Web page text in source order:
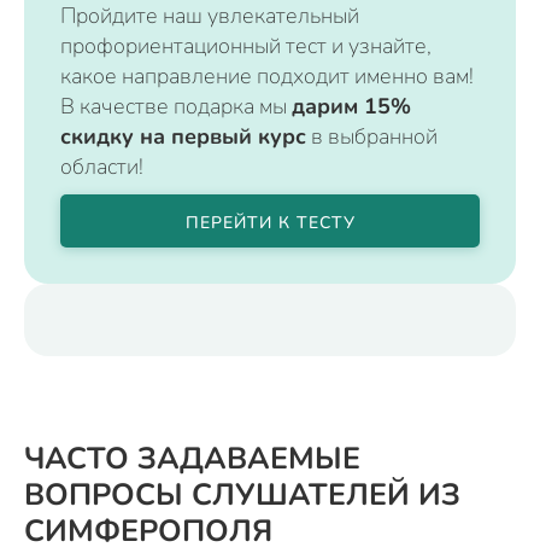
Пройдите наш увлекательный
профориентационный тест и узнайте,
какое направление подходит именно вам!
В качестве подарка мы дарим 15%
скидку на первый курс в выбранной
области!
ПЕРЕЙТИ К ТЕСТУ
ЧАСТО ЗАДАВАЕМЫЕ
ВОПРОСЫ СЛУШАТЕЛЕЙ ИЗ
СИМФЕРОПОЛЯ